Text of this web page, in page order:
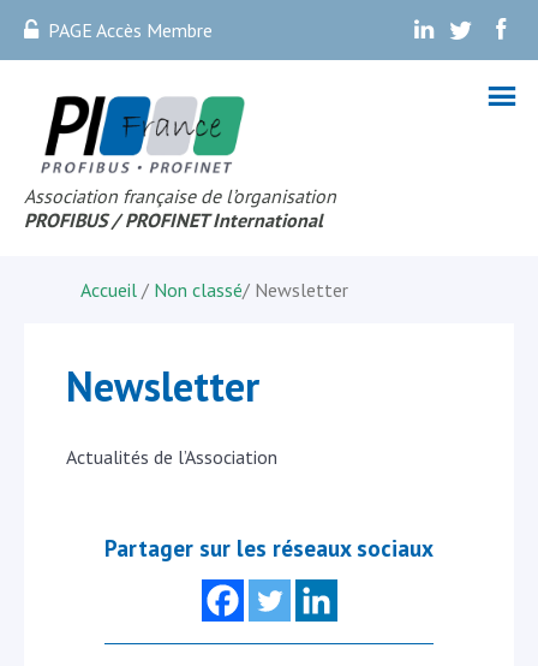
PAGE Accès Membre . . .
Association française de l’organisation
PROFIBUS / PROFINET International
Accueil / Non classé/ Newsletter
Newsletter
Actualités de l’Association
Partager sur les réseaux sociaux